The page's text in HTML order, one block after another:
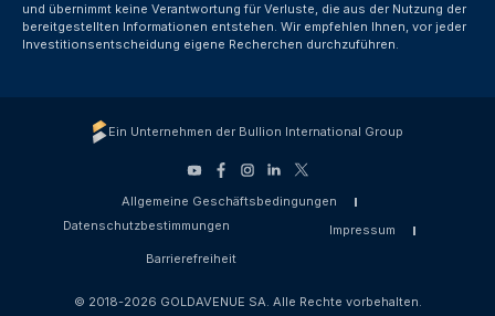
und übernimmt keine Verantwortung für Verluste, die aus der Nutzung der
bereitgestellten Informationen entstehen. Wir empfehlen Ihnen, vor jeder
Investitionsentscheidung eigene Recherchen durchzuführen.
Ein Unternehmen der Bullion International Group
Allgemeine Geschäftsbedingungen
Datenschutzbestimmungen
Impressum
Barrierefreiheit
© 2018-2026 GOLDAVENUE SA. Alle Rechte vorbehalten.